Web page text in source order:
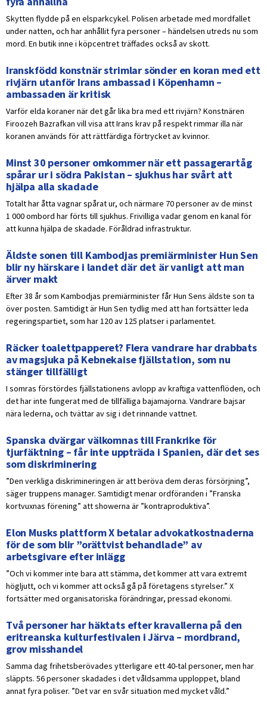
Skytten flydde på en elsparkcykel. Polisen arbetade med mordfallet
under natten, och har anhållit fyra personer – händelsen utreds nu som
mord. En butik inne i köpcentret träffades också av skott.
Iranskfödd konstnär strimlar sönder en koran med ett
rivjärn utanför Irans ambassad i Köpenhamn –
ambassaden är kritisk
Varför elda koraner när det går lika bra med ett rivjärn? Konstnären
Firoozeh Bazrafkan vill visa att Irans krav på respekt rimmar illa när
koranen används för att rättfärdiga förtrycket av kvinnor.
Minst 30 personer omkommer när ett passagerartåg
spårar ur i södra Pakistan – sjukhus har svårt att
hjälpa alla skadade
Totalt har åtta vagnar spårat ur, och närmare 70 personer av de minst
1 000 ombord har förts till sjukhus. Frivilliga vadar genom en kanal för
att kunna hjälpa de skadade. Föråldrad infrastruktur.
Äldste sonen till Kambodjas premiärminister Hun Sen
blir ny härskare i landet där det är vanligt att man
ärver makt
Efter 38 år som Kambodjas premiärminister får Hun Sens äldste son ta
över posten. Samtidigt är Hun Sen tydlig med att han fortsätter leda
regeringspartiet, som har 120 av 125 platser i parlamentet.
Räcker toalettpapperet? Flera vandrare har drabbats
av magsjuka på Kebnekaise fjällstation, som nu
stänger tillfälligt
I somras förstördes fjällstationens avlopp av kraftiga vattenflöden, och
det har inte fungerat med de tillfälliga bajamajorna. Vandrare bajsar
nära lederna, och tvättar av sig i det rinnande vattnet.
Spanska dvärgar välkomnas till Frankrike för
tjurfäktning – får inte uppträda i Spanien, där det ses
som diskriminering
”Den verkliga diskrimineringen är att beröva dem deras försörjning”,
säger truppens manager. Samtidigt menar ordföranden i ”Franska
kortvuxnas förening” att showerna är ”kontraproduktiva”.
Elon Musks plattform X betalar advokatkostnaderna
för de som blir ”orättvist behandlade” av
arbetsgivare efter inlägg
”Och vi kommer inte bara att stämma, det kommer att vara extremt
högljutt, och vi kommer att också gå på företagens styrelser.” X
fortsätter med organisatoriska förändringar, pressad ekonomi.
Två personer har häktats efter kravallerna på den
eritreanska kulturfestivalen i Järva – mordbrand,
grov misshandel
Samma dag frihetsberövades ytterligare ett 40-tal personer, men har
släppts. 56 personer skadades i det våldsamma upploppet, bland
annat fyra poliser. ”Det var en svår situation med mycket våld.”